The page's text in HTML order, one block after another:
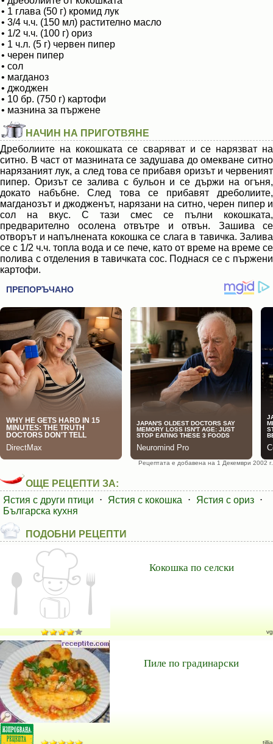
• 1 глава (50 г) кромид лук
• 3/4 ч.ч. (150 мл) растително масло
• 1/2 ч.ч. (100 г) ориз
• 1 ч.л. (5 г) червен пипер
• черен пипер
• сол
• магданоз
• джоджен
• 10 бр. (750 г) картофи
• мазнина за пържене
НАЧИН НА ПРИГОТВЯНЕ
Дреболиите на кокошката се сваряват и се нарязват на
ситно. В част от мазнината се задушава до омекване ситно
нарязаният лук, а след това се прибавя оризът и червеният
пипер. Оризът се залива с бульон и се държи на огъня,
докато набъбне. След това се прибавят дреболиите,
магданозът и джодженът, нарязани на ситно, черен пипер и
сол на вкус. С тази смес се пълни кокошката,
предварително осолена отвътре и отвън. Зашива се
отворът и напълнената кокошка се слага в тавичка. Залива
се с 1/2 ч.ч. топла вода и се пече, като от време на време се
полива с отделения в тавичката сос. Поднася се с пържени
картофи.
Рецептата е добавена на 1 Декември 2002 г.
ОЩЕ РЕЦЕПТИ ЗА:
Ястия с други птици
⋅ Ястия с кокошка ⋅ Ястия с ориз ⋅
Българска кухня
ПОДОБНИ РЕЦЕПТИ
Кокошка по селски
vg
Пиле по градинарски
tillia